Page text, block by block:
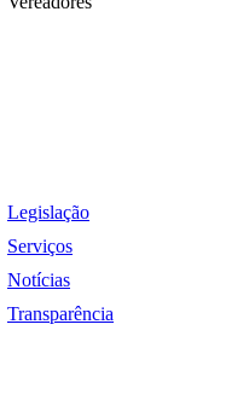
Legislação
Serviços
Notícias
Transparência